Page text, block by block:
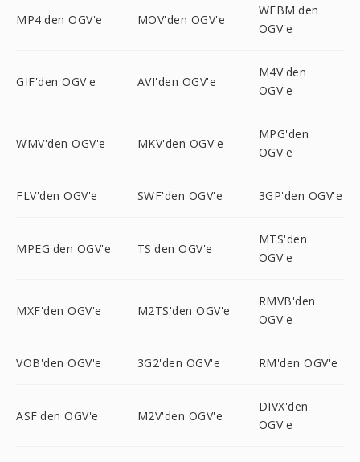
MP4'den OGV'e MOV'den OGV'e
WEBM'den
OGV'e
GIF'den OGV'e AVI'den OGV'e
M4V'den
OGV'e
WMV'den OGV'e MKV'den OGV'e
MPG'den
OGV'e
FLV'den OGV'e SWF'den OGV'e 3GP'den OGV'e
MPEG'den OGV'e TS'den OGV'e
MTS'den
OGV'e
MXF'den OGV'e M2TS'den OGV'e
RMVB'den
OGV'e
VOB'den OGV'e 3G2'den OGV'e RM'den OGV'e
ASF'den OGV'e M2V'den OGV'e
DIVX'den
OGV'e